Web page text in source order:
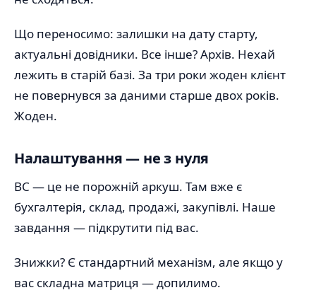
Що переносимо: залишки на дату старту,
актуальні довідники. Все інше? Архів. Нехай
лежить в старій базі. За три роки жоден клієнт
не повернувся за даними старше двох років.
Жоден.
Налаштування — не з нуля
BC — це не порожній аркуш. Там вже є
бухгалтерія, склад, продажі, закупівлі. Наше
завдання — підкрутити під вас.
Знижки? Є стандартний механізм, але якщо у
вас складна матриця — допилимо.